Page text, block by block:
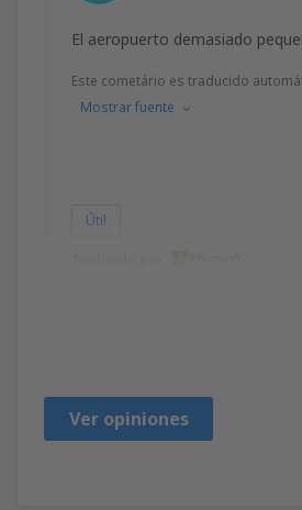
El aeropuerto demasiado
Este cometário es traducido
Mostrar fuente
Útil
Ver opiniones